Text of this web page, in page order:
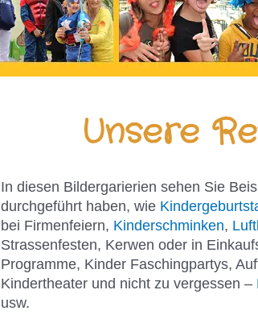
Unsere
In diesen Bildergarierien sehen Sie
durchgeführt haben, wie
bei Firmenfeiern, Kinderschminken,
Strassenfesten, Kerwen oder in
Programme, Kinder Faschingpartys,
Kindertheater und nicht zu vergessen –
usw.